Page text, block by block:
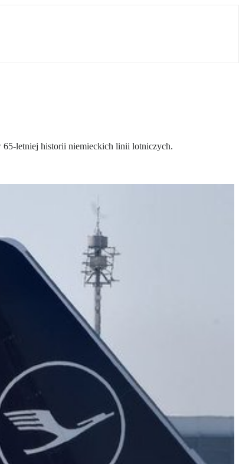
65-letniej historii niemieckich linii lotniczych.